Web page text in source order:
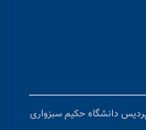
دانشگاه حکیم سبزواری